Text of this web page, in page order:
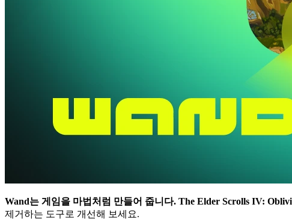
Wand는 게임을 마법처럼 만들어 줍니다. The Elder Scrolls IV:
제거하는 도구로 개선해 보세요.